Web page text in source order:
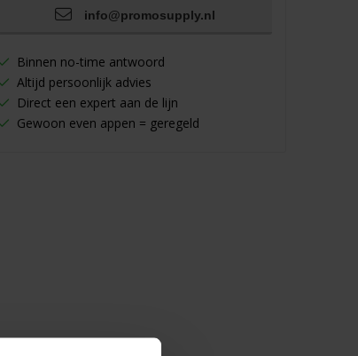
info@promosupply.nl
Binnen no-time antwoord
Altijd persoonlijk advies
Direct een expert aan de lijn
Gewoon even appen = geregeld